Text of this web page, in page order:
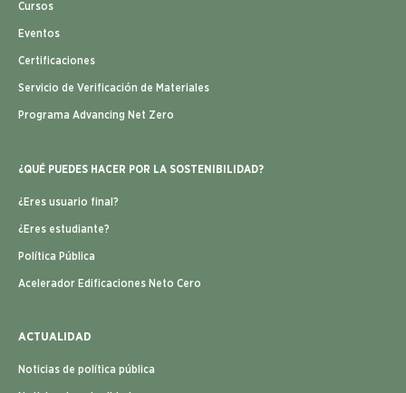
Cursos
Eventos
Certificaciones
Servicio de Verificación de Materiales
Programa Advancing Net Zero
¿QUÉ PUEDES HACER POR LA SOSTENIBILIDAD?
¿Eres usuario final?
¿Eres estudiante?
Política Pública
Acelerador Edificaciones Neto Cero
ACTUALIDAD
Noticias de política pública